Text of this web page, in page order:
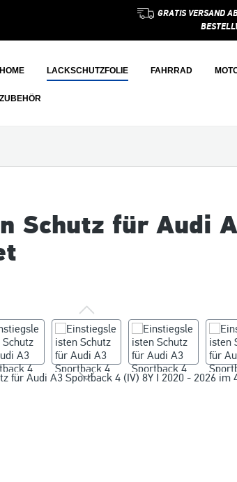
GRATIS VERSAND
HOME LACKSCHUTZFOLIE FAHRRAD
ZUBEHÖR
Schutz für Audi